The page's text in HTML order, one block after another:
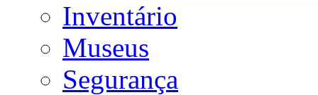
Inventário
Museus
Segurança